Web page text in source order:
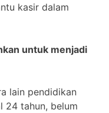
kasir dalam
untuk menjadi
lain pendidikan
24 tahun, belum